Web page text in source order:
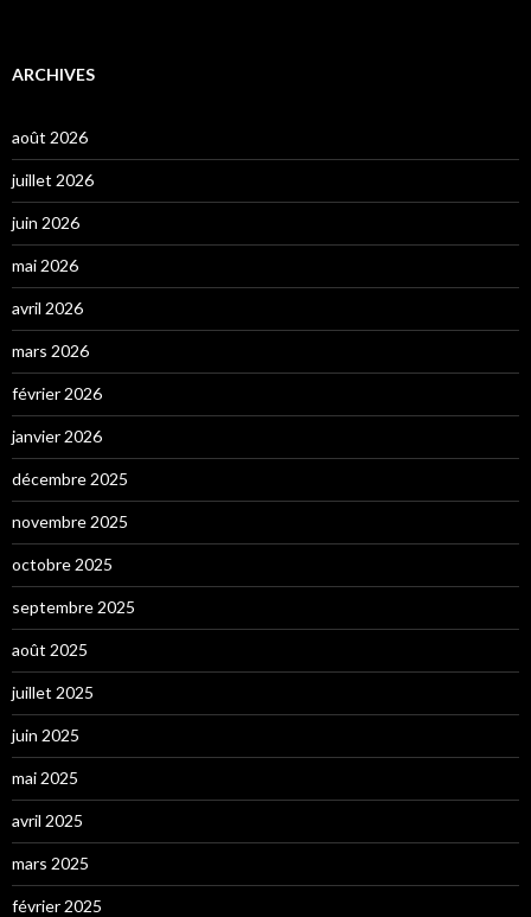
ARCHIVES
août 2026
juillet 2026
juin 2026
mai 2026
avril 2026
mars 2026
février 2026
janvier 2026
décembre 2025
novembre 2025
octobre 2025
septembre 2025
août 2025
juillet 2025
juin 2025
mai 2025
avril 2025
mars 2025
février 2025